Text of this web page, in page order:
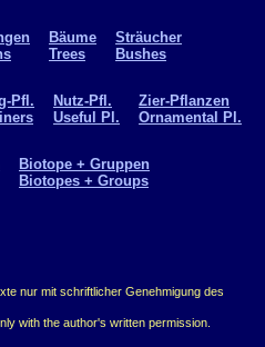
Bäume
Trees
Sträucher
Bushes
Pfl.
Nutz-Pfl.
Useful Pl.
Zier-Pflanzen
Ornamental Pl.
Biotope + Gruppen
Biotopes + Groups
nur mit schriftlicher Genehmigung des
with the author's written permission.